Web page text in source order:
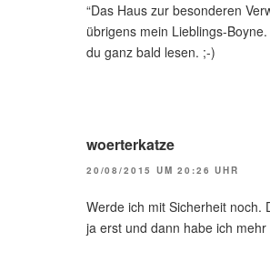
“Das Haus zur besonderen
übrigens mein Lieblings-
du ganz bald lesen. ;-)
woerterkatze
20/08/2015 UM 20:26 UHR
Werde ich mit Sicherheit noch.
ja erst und dann habe ich